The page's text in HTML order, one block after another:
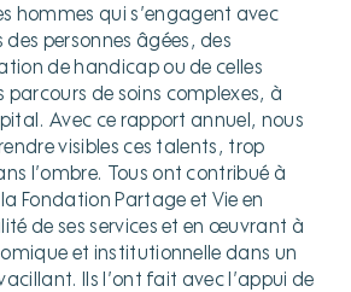
hommes qui s’engagent avec
personnes âgées, des
de handicap ou de celles
parcours de soins complexes, à
Avec ce rapport annuel, nous
visibles ces talents, trop
l’ombre. Tous ont contribué à
Fondation Partage et Vie en
de ses services et en œuvrant à
et institutionnelle dans un
Ils l’ont fait avec l’appui de